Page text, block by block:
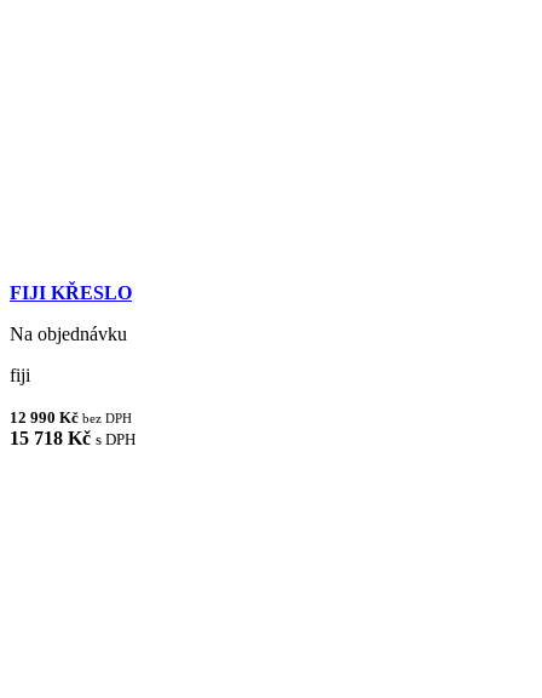
FIJI KŘESLO
Na objednávku
fiji
12 990 Kč bez DPH
15 718 Kč s DPH